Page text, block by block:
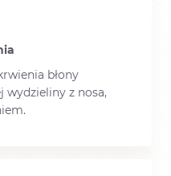
błony
wydzieliny z nosa,